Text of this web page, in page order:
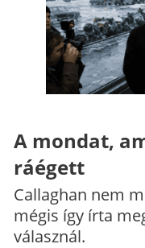
A mondat,
ráégett
Callaghan nem
mégis így írta
válasznál.